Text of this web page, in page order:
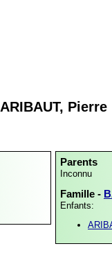
ARIBAUT, Pierre
Parents
Inconnu
Famille -
Enfants: